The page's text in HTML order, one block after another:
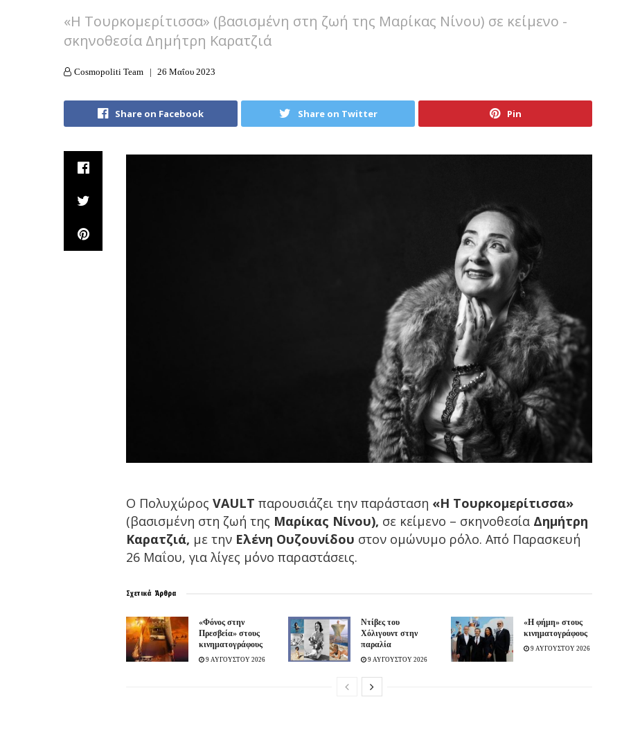
«Η Τουρκομερίτισσα» (βασισμένη στη ζωή της Μαρίκας Νίνου) σε κείμενο -
σκηνοθεσία Δημήτρη Καρατζιά
Cosmopoliti Team 26 Μαΐου 2023
Share on Facebook Share on Twitter Pin
Ο Πολυχώρος VAULT παρουσιάζει την παράσταση «Η Τουρκομερίτισσα»
(βασισμένη στη ζωή της Μαρίκας Νίνου), σε κείμενο – σκηνοθεσία Δημήτρη
Καρατζιά, με την Ελένη Ουζουνίδου στον ομώνυμο ρόλο. Από Παρασκευή
26 Μαΐου, για λίγες μόνο παραστάσεις.
Σχετικά Άρθρα
«Φόνος στην
Πρεσβεία» στους
κινηματογράφους
9 ΑΥΓΟΥΣΤΟΥ 2026
Ντίβες του
Χόλιγουντ στην
παραλία
9 ΑΥΓΟΥΣΤΟΥ 2026
«H φήμη» στους
κινηματογράφους
9 ΑΥΓΟΥΣΤΟΥ 2026